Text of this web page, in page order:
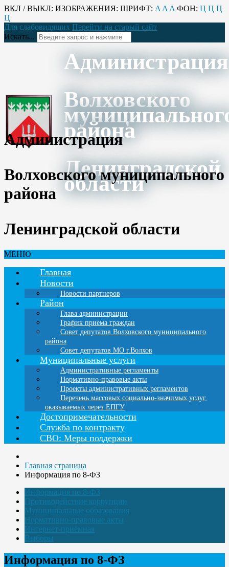
ВКЛ / ВЫКЛ: ИЗОБРАЖЕНИЯ: ШРИФТ: A A A ФОН: Ц Ц Ц
Ц
Для слабовидящих Перейти на старый сайт
Искать...
Администрация
Волховского
района
Ленинградской
области
Администрация
Волховского муниципального
района
Ленинградской области
МЕНЮ
Главная
Новости
Новости партнеров
Район
Глава администрации
График приема граждан
Совет депутатов Волховского муниципального
района
Совет депутатов МО г.Волхов
Муниципальные услуги
Административные регламенты
Нормативно-правовые акты
Проекты административных регламентов
Перечень массовых социально-значимых услуг,
оказываемых через ЕПГУ
Достопримечательности
Служба по контракту
СВО: Меры поддержки
Главная страница
Информация по 8-ФЗ
Информация по 8-ФЗ
Противодействие коррупции
Муниципальные образования
Нормативно-правовые акты
Интернет-приёмная
Выборы
Информация по 8-ФЗ